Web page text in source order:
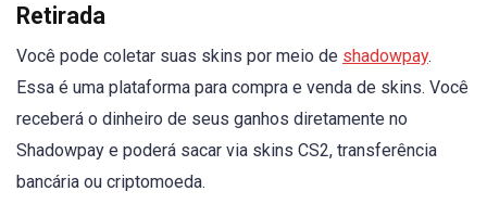
Retirada
Você pode coletar suas skins por meio de shadowpay.
Essa é uma plataforma para compra e venda de skins. Você
receberá o dinheiro de seus ganhos diretamente no
Shadowpay e poderá sacar via skins CS2, transferência
bancária ou criptomoeda.